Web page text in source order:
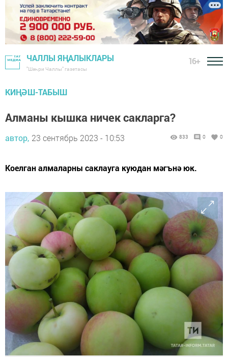
ЧАЛЛЫ ЯҢАЛЫКЛАРЫ
"Шәһри Чаллы" газетасы
16+
КИҢӘШ-ТАБЫШ
Алманы кышка ничек сакларга?
автор, 23 сентябрь 2023 - 10:53 833 0 0
Коелган алмаларны саклауга куюдан мәгънә юк.